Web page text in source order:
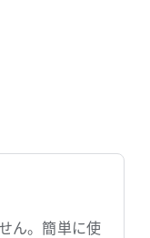
ん。簡単に使